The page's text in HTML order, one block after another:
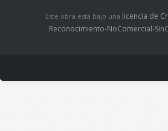
Este obra está bajo una licencia de
Reconocimiento-NoComercial-